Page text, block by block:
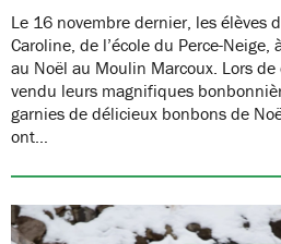
Le 16 novembre dernier, les élèves
Caroline, de l’école du Perce-
au Noël au Moulin Marcoux. Lors
vendu leurs magnifiques
garnies de délicieux bonbons de
ont…